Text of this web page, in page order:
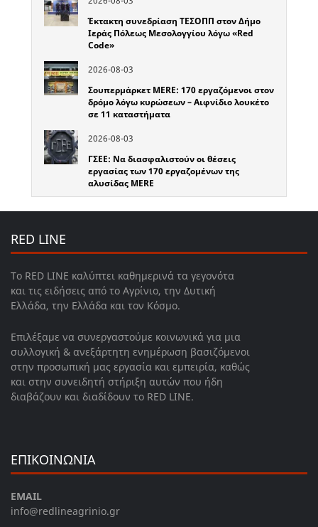
Έκτακτη συνεδρίαση ΤΕΣΟΠΠ στον Δήμο
Ιεράς Πόλεως Μεσολογγίου λόγω «Red
Code»
2026-08-03
Σουπερμάρκετ MERE: 170 εργαζόμενοι στον
δρόμο λόγω κυρώσεων – Αιφνίδιο λουκέτο
σε 11 καταστήματα
2026-08-03
ΓΣΕΕ: Να διασφαλιστούν οι θέσεις
εργασίας των 170 εργαζομένων της
αλυσίδας MERE
RED LINE
Το RED LINE καλύπτει καθημερινά τα γεγονότα
και τις ειδήσεις από το Αγρίνιο, την Δυτική
Ελλάδα, την Ελλάδα και τον Κόσμο.
Επιλέξαμε να συνεργαστούμε κοινωνικά για μια
συλλογική & ανεξάρτητη ενημέρωση βασιζόμενοι
στην προσωπική μας εργασία και εμπειρία, καθώς
και στην συνειδητή στήριξη αυτών που ήδη
διαβάζουν και διαδίδουν το RED LINE.
ΕΠΙΚΟΙΝΩΝΙΑ
EMAIL
info@redlineagrinio.gr